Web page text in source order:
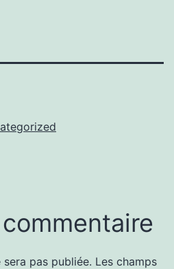
pas publiée. Les champs